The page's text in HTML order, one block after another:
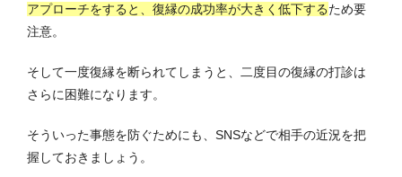
アプローチをすると、復縁の成功率が大きく低下するため要
注意。
そして一度復縁を断られてしまうと、二度目の復縁の打診は
さらに困難になります。
そういった事態を防ぐためにも、SNSなどで相手の近況を把
握しておきましょう。